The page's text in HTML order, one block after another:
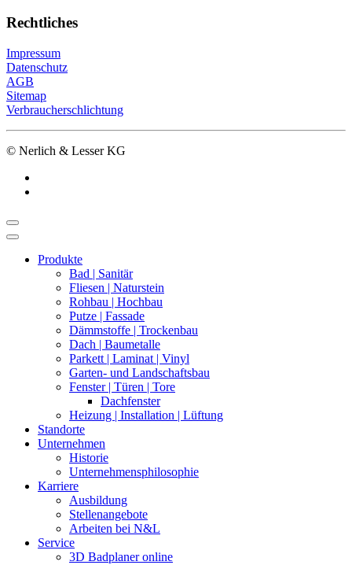
Rechtliches
Impressum
Datenschutz
AGB
Sitemap
Verbraucherschlichtung
© Nerlich & Lesser KG
Produkte
Bad | Sanitär
Fliesen | Naturstein
Rohbau | Hochbau
Putze | Fassade
Dämmstoffe | Trockenbau
Dach | Baumetalle
Parkett | Laminat | Vinyl
Garten- und Landschaftsbau
Fenster | Türen | Tore
Dachfenster
Heizung | Installation | Lüftung
Standorte
Unternehmen
Historie
Unternehmensphilosophie
Karriere
Ausbildung
Stellenangebote
Arbeiten bei N&L
Service
3D Badplaner online